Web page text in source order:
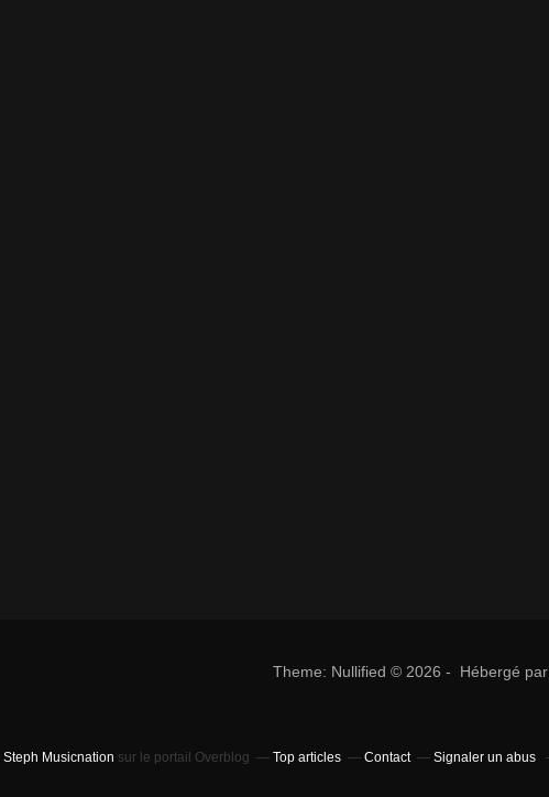
Theme: Nullified © 2026 - Hébergé par
Steph Musicnation sur le portail Overblog Top articles Contact Signaler un abus